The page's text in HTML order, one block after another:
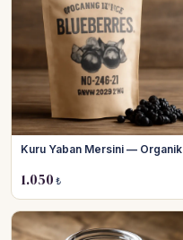
Kuru Yaban Mersini — Organik
1.050 ₺